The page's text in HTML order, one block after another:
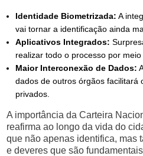
Identidade Biometrizada: A
vai tornar a identificação ainda
Aplicativos Integrados:
realizar todo o processo por
Maior Interconexão de Dados:
dados de outros órgãos facilitará
privados.
A importância da Carteira
reafirma ao longo da vida do
que não apenas identifica, mas
e deveres que são